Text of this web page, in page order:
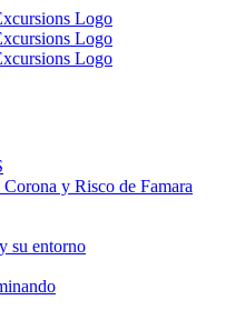
y Risco de Famara
su entorno